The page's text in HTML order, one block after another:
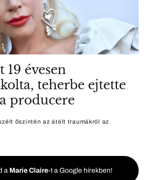
19 évesen
teherbe ejtette
producere
őszintén az átélt traumákról az
a Marie Claire-t a Google hírekben!